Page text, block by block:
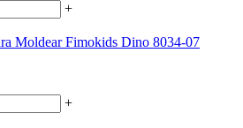
+
Moldear Fimokids Dino 8034-07
+